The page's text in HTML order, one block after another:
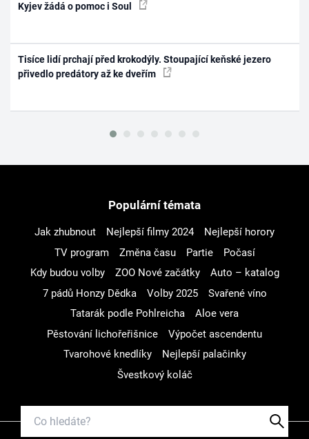
Kyjev žádá o pomoc i Soul
Tisíce lidí prchají před krokodýly. Stoupající keňské jezero
přivedlo predátory až ke dveřím
Populární témata
Jak zhubnout Nejlepší filmy 2024
Nejlepší horory
TV program
Změna času Partie
Počasí
Kdy budou volby
ZOO Nové začátky
Auto – katalog
7 pádů Honzy Dědka
Volby 2025
Svařené víno
Tatarák podle Pohlreicha
Aloe vera
Pěstování lichořeřišnice
Výpočet ascendentu
Tvarohové knedlíky
Nejlepší palačinky
Švestkový koláč